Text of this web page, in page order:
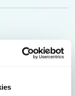
acties en tips